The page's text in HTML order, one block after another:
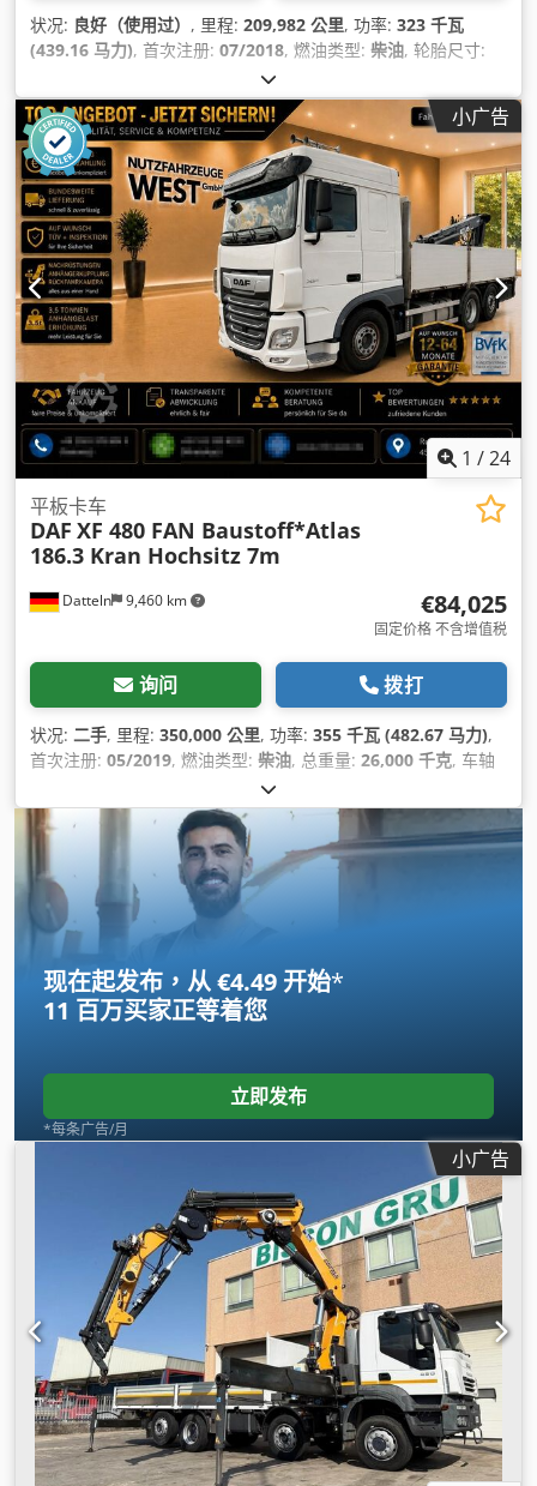
状况: 良好（使用过） , 里程: 209,982 公里, 功率: 323 千瓦
(439.16 马力), 首次注册: 07/2018, 燃油类型: 柴油, 轮胎尺寸:
, 轴距:
色:橙色, 驾驶室:日间驾驶室, 齿轮类型:自动, 齿轮数:12, 排放
等级:欧6, 悬挂系统:钢-空气, 总长度:10,750 毫米
, 总宽度:
2,550 毫米, 总高度:3,990 毫米, 装载空间长度:7,220 毫米, 装载
空间宽度:2,450 毫米, 制造年份:2018, 设备:中央锁, 定速巡航,
座椅加热器, 牵引力控制, 电动后视镜, 电动窗调节, 空调, 蓝牙, 起
重机, 防抱死制动系统 (ABS),
小广告
1 /24
Datteln 9,460 km
平板卡车
DAF XF 480 FAN Baustoff*Atlas
186.3 Kran Hochsitz 7m
€84,025
固定价格 不含增值税
询问 拨打
状况: 二手, 里程: 350,000 公里, 功率: 355 千瓦 (482.67 马力),
首次注册: 05/2019, 燃油类型: 柴油, 总重量: 26,000 千克, 车轴
白色
欧6, 总长度:10,920 毫米, 总宽度:2,550 毫米, 总高度:3,700 毫
米, 装载空间长度: 7,000 毫米, 装载空间宽度:2,480 毫米, 货舱
, 制造年份: 2019, 设备:压缩机, 导航系统, 烟尘
过滤器, 电子稳定程序 (ESP), 空调, 起重机, 防抱死制动系统
(ABS), 驻车加热器
现在起发布，从 €4.49 开始*
11 百万买家正等着您
立即发布
*每条广告/月
小广告